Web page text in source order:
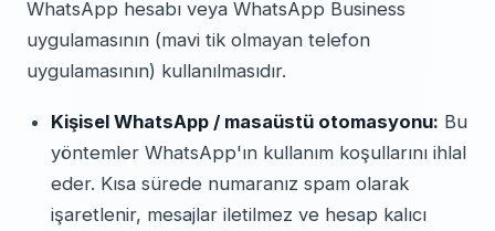
WhatsApp hesabı veya WhatsApp Business
uygulamasının (mavi tik olmayan telefon
uygulamasının) kullanılmasıdır.
Kişisel WhatsApp / masaüstü otomasyonu: Bu
yöntemler WhatsApp'ın kullanım koşullarını ihlal
eder. Kısa sürede numaranız spam olarak
işaretlenir, mesajlar iletilmez ve hesap kalıcı